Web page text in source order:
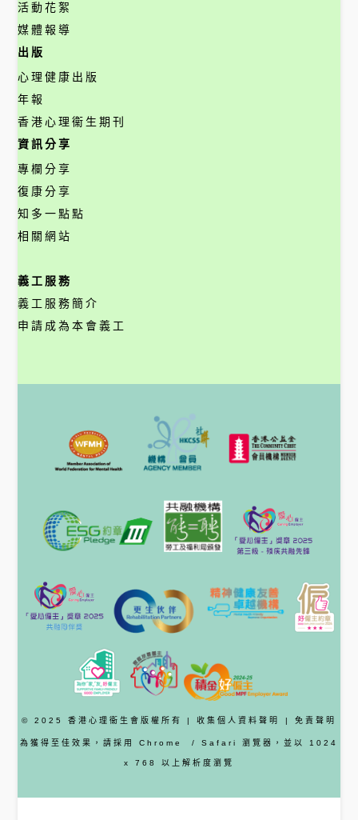
活動花絮
媒體報導
出版
心理健康出版
年報
香港心理衞生期刊
資訊分享
專欄分享
復康分享
知多一點點
相關網站
義工服務
義工服務簡介
申請成為本會義工
© 2025 香港心理衞生會版權所有 | 收集個人資料聲明 | 免責聲明
為獲得至佳效果，請採用 Chrome / Safari 瀏覽器 ，並以 1024
x 768 以上解析度瀏覽